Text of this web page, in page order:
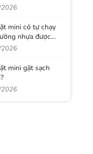
mini có tự chạy
nhựa được
mini gặt sạch